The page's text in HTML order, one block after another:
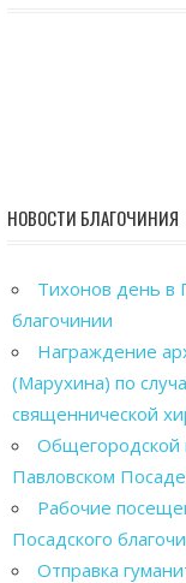
НОВОСТИ БЛАГОЧИНИЯ
Тихонов день в
благочинии
Награждение
(Марухина) по
священнической
Общегородской
Павловском Посаде
Рабочие
Посадского
Отправка